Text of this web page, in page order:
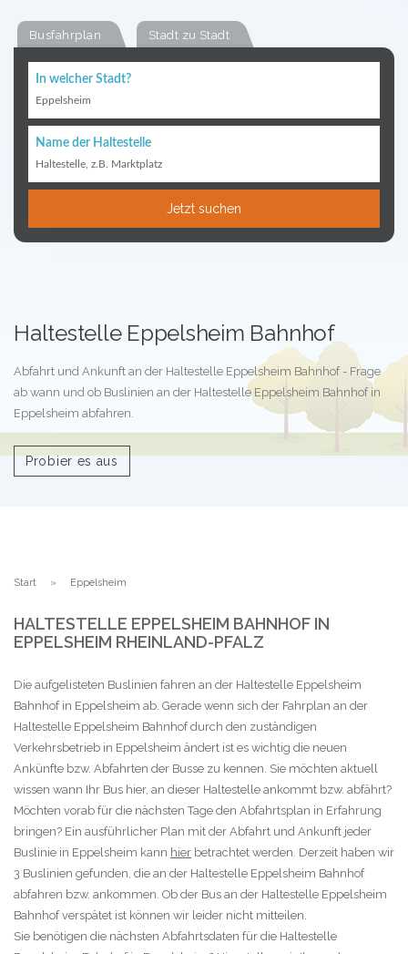
Busfahrplan Stadt zu Stadt
In welcher Stadt?
Eppelsheim
Name der Haltestelle
Haltestelle, z.B. Marktplatz
Jetzt suchen
Haltestelle Eppelsheim Bahnhof
Abfahrt und Ankunft an der Haltestelle Eppelsheim Bahnhof - Frage
ab wann und ob Buslinien an der Haltestelle Eppelsheim Bahnhof in
Eppelsheim abfahren.
Probier es aus
Start Eppelsheim
HALTESTELLE EPPELSHEIM BAHNHOF IN
EPPELSHEIM RHEINLAND-PFALZ
Die aufgelisteten Buslinien fahren an der Haltestelle Eppelsheim
Bahnhof in Eppelsheim ab. Gerade wenn sich der Fahrplan an der
Haltestelle Eppelsheim Bahnhof durch den zuständigen
Verkehrsbetrieb in Eppelsheim ändert ist es wichtig die neuen
Ankünfte bzw. Abfahrten der Busse zu kennen. Sie möchten aktuell
wissen wann Ihr Bus hier, an dieser Haltestelle ankommt bzw. abfährt?
Möchten vorab für die nächsten Tage den Abfahrtsplan in Erfahrung
bringen? Ein ausführlicher Plan mit der Abfahrt und Ankunft jeder
Buslinie in Eppelsheim kann hier betrachtet werden. Derzeit haben wir
3 Buslinien gefunden, die an der Haltestelle Eppelsheim Bahnhof
abfahren bzw. ankommen. Ob der Bus an der Haltestelle Eppelsheim
Bahnhof verspätet ist können wir leider nicht mitteilen.
Sie benötigen die nächsten Abfahrtsdaten für die Haltestelle